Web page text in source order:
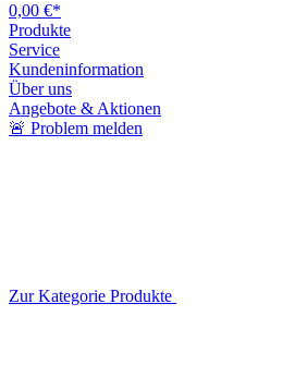
0,00 €*
Produkte
Service
Kundeninformation
Über uns
Angebote & Aktionen
🚨 Problem melden
Zur Kategorie Produkte